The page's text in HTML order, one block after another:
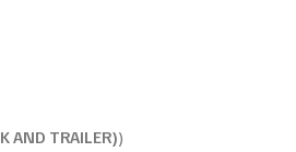
AND TRAILER))